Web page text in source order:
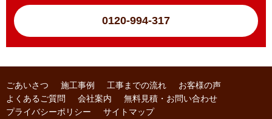
0120-994-317
ごあいさつ 施工事例 工事までの流れ
お客様の声
よくあるご質問
会社案内
無料見積・お問い合わせ
プライバシーポリシー
サイトマップ